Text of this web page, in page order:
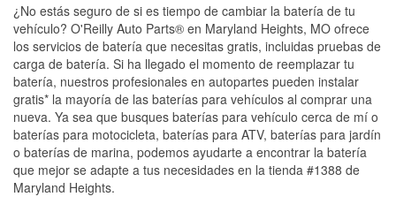
¿No estás seguro de si es tiempo de cambiar la batería de tu
vehículo? O'Reilly Auto Parts® en Maryland Heights, MO ofrece
los servicios de batería que necesitas gratis, incluidas pruebas de
carga de batería. Si ha llegado el momento de reemplazar tu
batería, nuestros profesionales en autopartes pueden instalar
gratis* la mayoría de las baterías para vehículos al comprar una
nueva. Ya sea que busques baterías para vehículo cerca de mí o
baterías para motocicleta, baterías para ATV, baterías para jardín
o baterías de marina, podemos ayudarte a encontrar la batería
que mejor se adapte a tus necesidades en la tienda #1388 de
Maryland Heights.